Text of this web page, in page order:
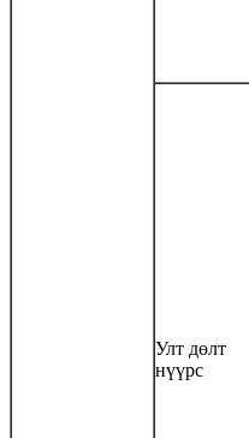
Улт дөлт
нүүрс